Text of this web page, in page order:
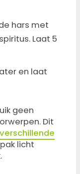
hars met
Laat 5
en laat
geen
Dit
verschillende
licht